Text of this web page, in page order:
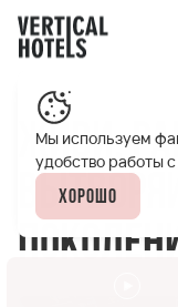
Живи,
Мы используем
удобство работы с
Хорошо